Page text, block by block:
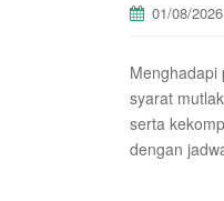
01/08/2026
Menghadapi
syarat
serta
dengan